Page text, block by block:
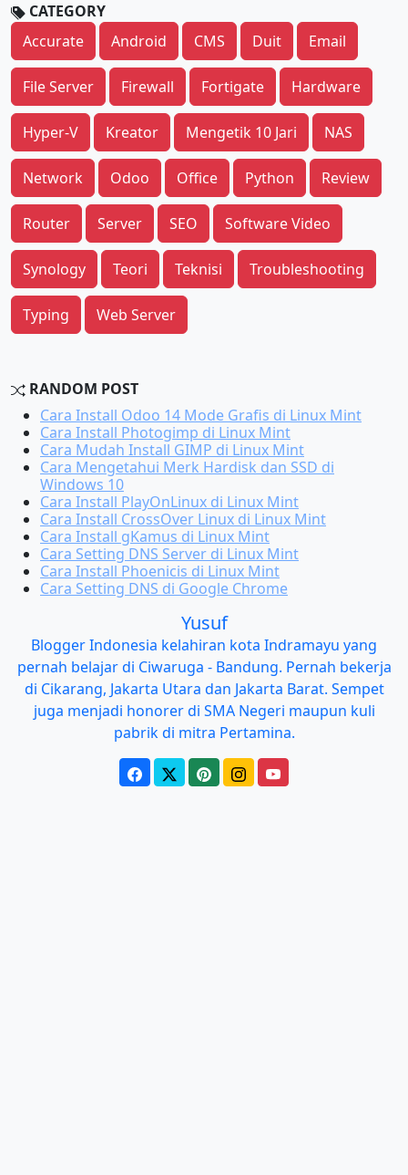
CATEGORY
Accurate
Android CMS Duit Email
File Server Firewall Fortigate Hardware
Hyper-V Kreator Mengetik 10 Jari NAS
Network Odoo Office Python Review
Router Server SEO Software Video
Synology Teori Teknisi Troubleshooting
Typing Web Server
RANDOM POST
Cara Install Odoo 14 Mode Grafis di Linux Mint
Cara Install Photogimp di Linux Mint
Cara Mudah Install GIMP di Linux Mint
Cara Mengetahui Merk Hardisk dan SSD di
Windows 10
Cara Install PlayOnLinux di Linux Mint
Cara Install CrossOver Linux di Linux Mint
Cara Install gKamus di Linux Mint
Cara Setting DNS Server di Linux Mint
Cara Install Phoenicis di Linux Mint
Cara Setting DNS di Google Chrome
Yusuf
Blogger Indonesia kelahiran kota Indramayu yang
pernah belajar di Ciwaruga - Bandung. Pernah bekerja
di Cikarang, Jakarta Utara dan Jakarta Barat. Sempet
juga menjadi honorer di SMA Negeri maupun kuli
pabrik di mitra Pertamina.